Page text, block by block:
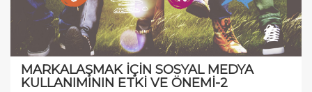
MARKALAŞMAK İÇİN SOSYAL MEDYA
KULLANIMININ ETKİ VE ÖNEMİ-2